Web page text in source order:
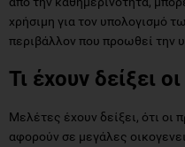
χρήσιμη για τον υπολογισμό
περιβάλλον που προωθεί την
Τι έχουν δείξει
Μελέτες έχουν δείξει, ότι οι
αφορούν σε μεγάλες